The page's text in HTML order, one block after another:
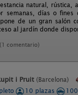
natural, rústica,
semanas, días o
de un gran salón
al jardín donde
(1 comentario)
i Pruit (Barcelona)
10 plazas